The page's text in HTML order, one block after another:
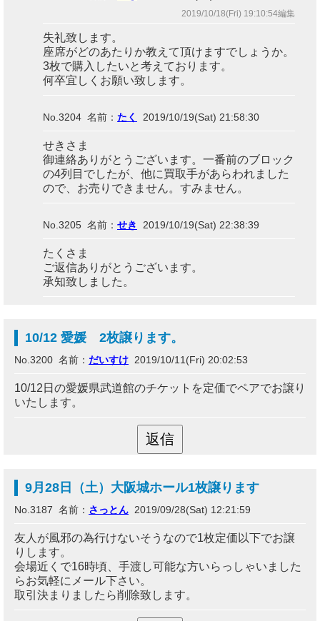
2019/10/18(Fri) 19:10:54編集
失礼致します。
座席がどのあたりか教えて頂けますでしょうか。
3枚で購入したいと考えております。
何卒宜しくお願い致します。
No.3204 名前： たく 2019/10/19(Sat) 21:58:30
せきさま
御連絡ありがとうございます。一番前のブロック
の4列目でしたが、他に買取手があらわれました
ので、お売りできません。すみません。
No.3205 名前： せき 2019/10/19(Sat) 22:38:39
たくさま
ご返信ありがとうございます。
承知致しました。
10/12 愛媛 2枚譲ります。
No.3200 名前： だいすけ 2019/10/11(Fri) 20:02:53
10/12日の愛媛県武道館のチケットを定価でペアでお譲り
いたします。
9月28日（土）大阪城ホール1枚譲ります
No.3187 名前： さっとん 2019/09/28(Sat) 12:21:59
友人が風邪の為行けないそうなので1枚定価以下でお譲
りします。
会場近くで16時頃、手渡し可能な方いらっしゃいました
らお気軽にメール下さい。
取引決まりましたら削除致します。